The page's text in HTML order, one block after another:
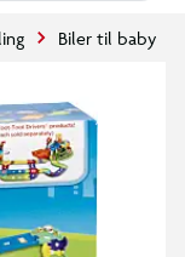
Biler til baby